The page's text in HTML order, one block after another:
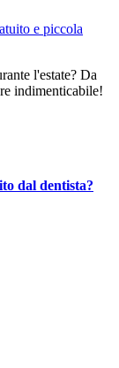
l'estate? Da
indimenticabile!
dal dentista?